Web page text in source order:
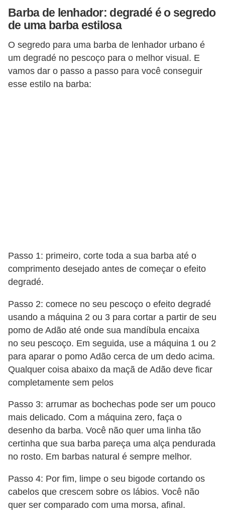
Barba de lenhador: degradé é o segredo
de uma barba estilosa
O segredo para uma barba de lenhador urbano é
um degradé no pescoço para o melhor visual. E
vamos dar o passo a passo para você conseguir
esse estilo na barba:
Passo 1: primeiro, corte toda a sua barba até o
comprimento desejado antes de começar o efeito
degradé.
Passo 2: comece no seu pescoço o efeito degradé
usando a máquina 2 ou 3 para cortar a partir de seu
pomo de Adão até onde sua mandíbula encaixa
no seu pescoço. Em seguida, use a máquina 1 ou 2
para aparar o pomo Adão cerca de um dedo acima.
Qualquer coisa abaixo da maçã de Adão deve ficar
completamente sem pelos
Passo 3: arrumar as bochechas pode ser um pouco
mais delicado. Com a máquina zero, faça o
desenho da barba. Você não quer uma linha tão
certinha que sua barba pareça uma alça pendurada
no rosto. Em barbas natural é sempre melhor.
Passo 4: Por fim, limpe o seu bigode cortando os
cabelos que crescem sobre os lábios. Você não
quer ser comparado com uma morsa, afinal.
s
c
u
i
n
m
e
m
a
s
c
u
l
i
n
o
s
é
s
e